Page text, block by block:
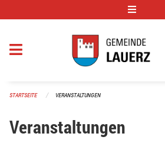
STARTSEITE VERANSTALTUNGEN
Veranstaltungen